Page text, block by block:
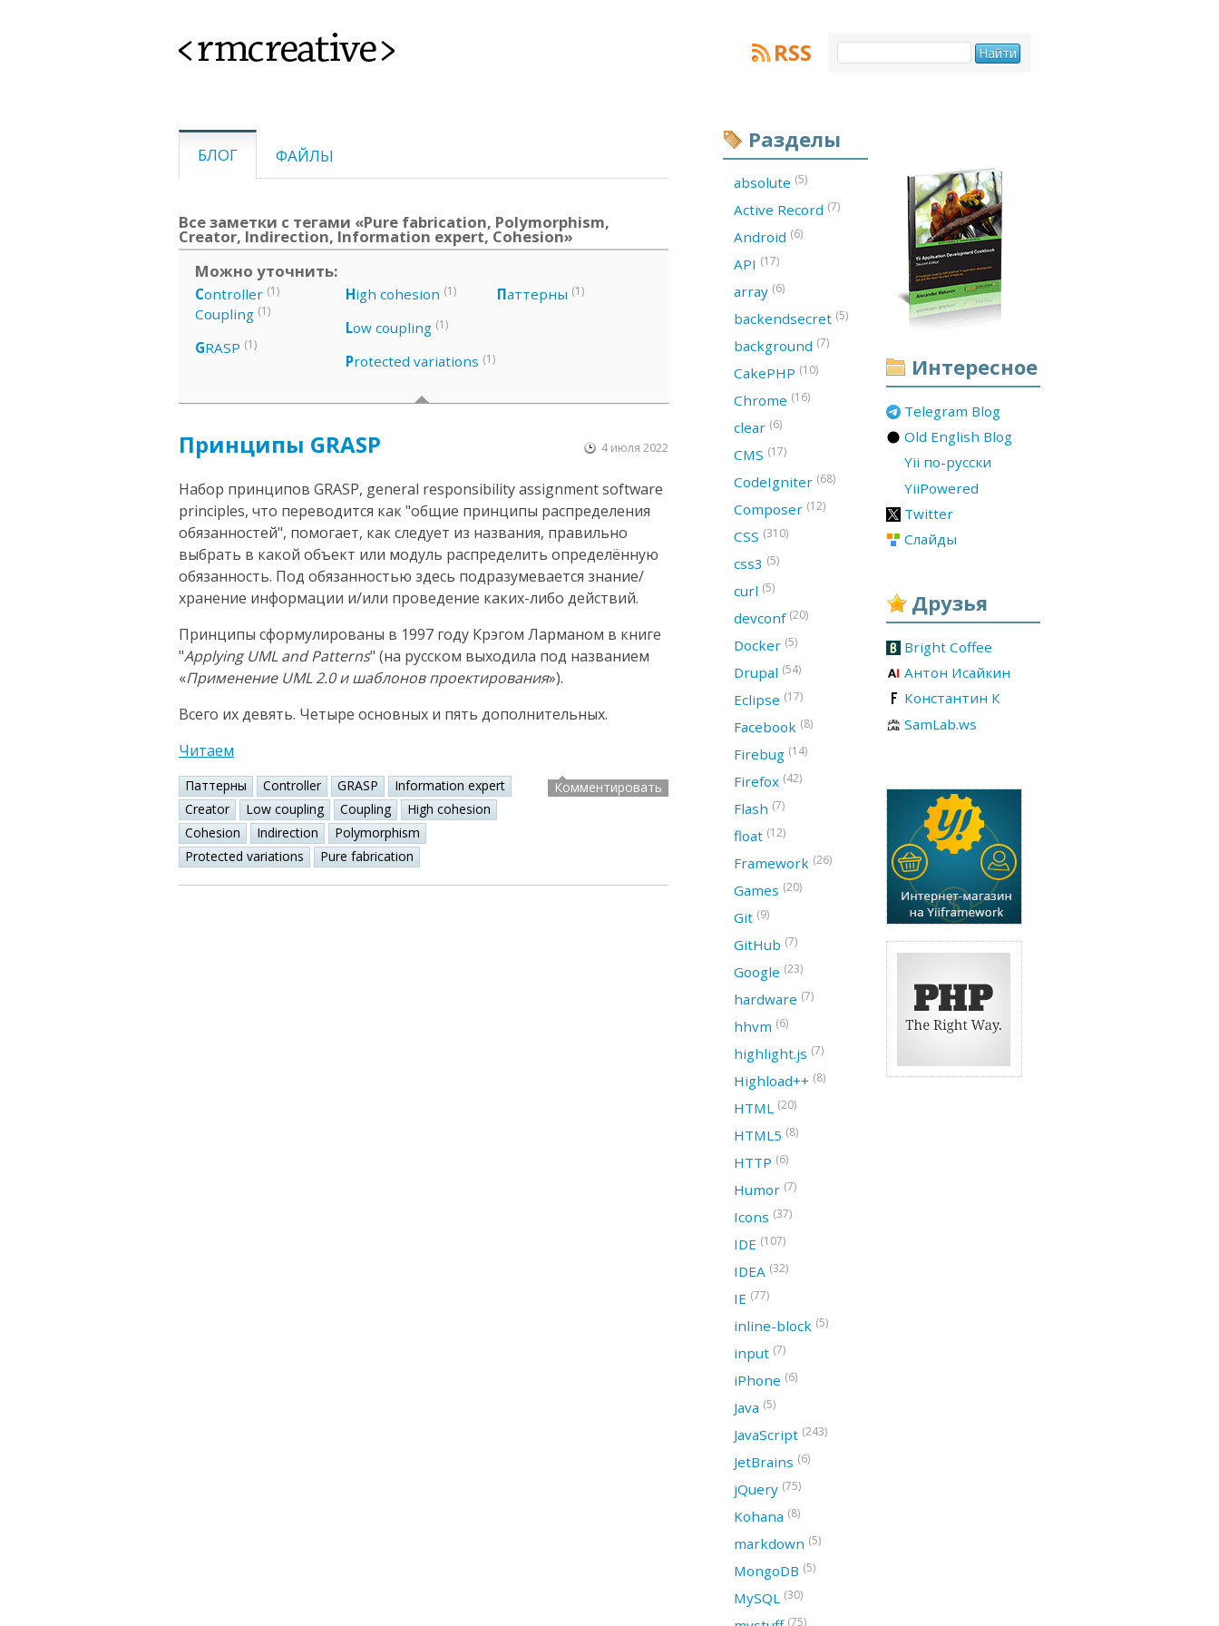
<rmcreative> RSS
БЛОГ ФАЙЛЫ
Все заметки с тегами «Pure fabrication, Polymorphism,
Creator, Indirection, Information expert, Cohesion»
Можно уточнить:
Controller (1)
Coupling (1)
GRASP (1)
High cohesion (1)
Low coupling (1)
Protected variations (1)
Паттерны (1)
Принципы GRASP 4 июля 2022
Набор принципов GRASP, general responsibility assignment software
principles, что переводится как "общие принципы распределения
обязанностей", помогает, как следует из названия, правильно
выбрать в какой объект или модуль распределить определённую
обязанность. Под обязанностью здесь подразумевается знание/
хранение информации и/или проведение каких-либо действий.
Принципы сформулированы в 1997 году Крэгом Ларманом в книге
"Applying UML and Patterns" (на русском выходила под названием
«Применение UML 2.0 и шаблонов проектирования»).
Всего их девять. Четыре основных и пять дополнительных.
Читаем
Паттерны Controller GRASP
Information expert
Creator
Low coupling Coupling
High cohesion
Cohesion
Indirection
Polymorphism
Protected variations
Pure fabrication
Комментировать
Интересное
Telegram Blog
Old English Blog
Yii по-русски
YiiPowered
Twitter
Слайды
Друзья
Bright Coffee
Антон Исайкин
Константин К
SamLab.ws
Разделы
absolute (5)
Active Record (7)
Android (6)
API (17)
array (6)
backendsecret (5)
background (7)
CakePHP (10)
Chrome (16)
clear (6)
CMS (17)
CodeIgniter (68)
Composer (12)
CSS (310)
css3 (5)
curl (5)
devconf (20)
Docker (5)
Drupal (54)
Eclipse (17)
Facebook (8)
Firebug (14)
Firefox (42)
Flash (7)
float (12)
Framework (26)
Games (20)
Git (9)
GitHub (7)
Google (23)
hardware (7)
hhvm (6)
highlight.js (7)
Highload++ (8)
HTML (20)
HTML5 (8)
HTTP (6)
Humor (7)
Icons (37)
IDE (107)
IDEA (32)
IE (77)
inline-block (5)
input (7)
iPhone (6)
Java (5)
JavaScript (243)
JetBrains (6)
jQuery (75)
Kohana (8)
markdown (5)
MongoDB (5)
MySQL (30)
(75)